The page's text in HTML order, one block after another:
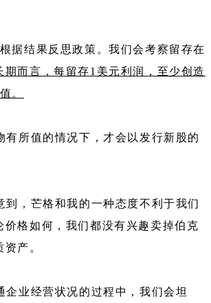
据结果反思政策。我们会考察留存在
期而言，每留存1美元利润，至少创造
。
有所值的情况下，才会以发行新股的
到，芒格和我的一种态度不利于我们
价格如何，我们都没有兴趣卖掉伯克
产。
企业经营状况的过程中，我们会坦